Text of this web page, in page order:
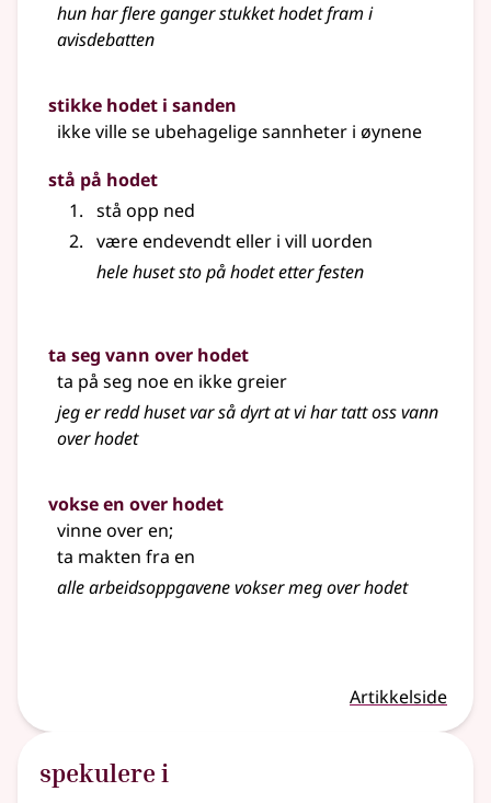
hun har flere ganger stukket hodet fram i
avisdebatten
stikke hodet i sanden
ikke ville se ubehagelige sannheter i øynene
stå på hodet
stå opp ned
være endevendt eller i vill uorden
hele huset sto på hodet etter festen
ta seg vann over hodet
ta på seg noe en ikke greier
jeg er redd huset var så dyrt at vi har tatt oss vann
over hodet
vokse en over hodet
vinne over en;
ta makten fra en
alle arbeidsoppgavene vokser meg over hodet
Artikkelside
spekulere i